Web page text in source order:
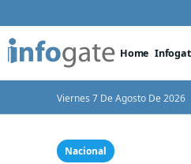
Home
Viernes 7 De Agosto De 2026
Nacional